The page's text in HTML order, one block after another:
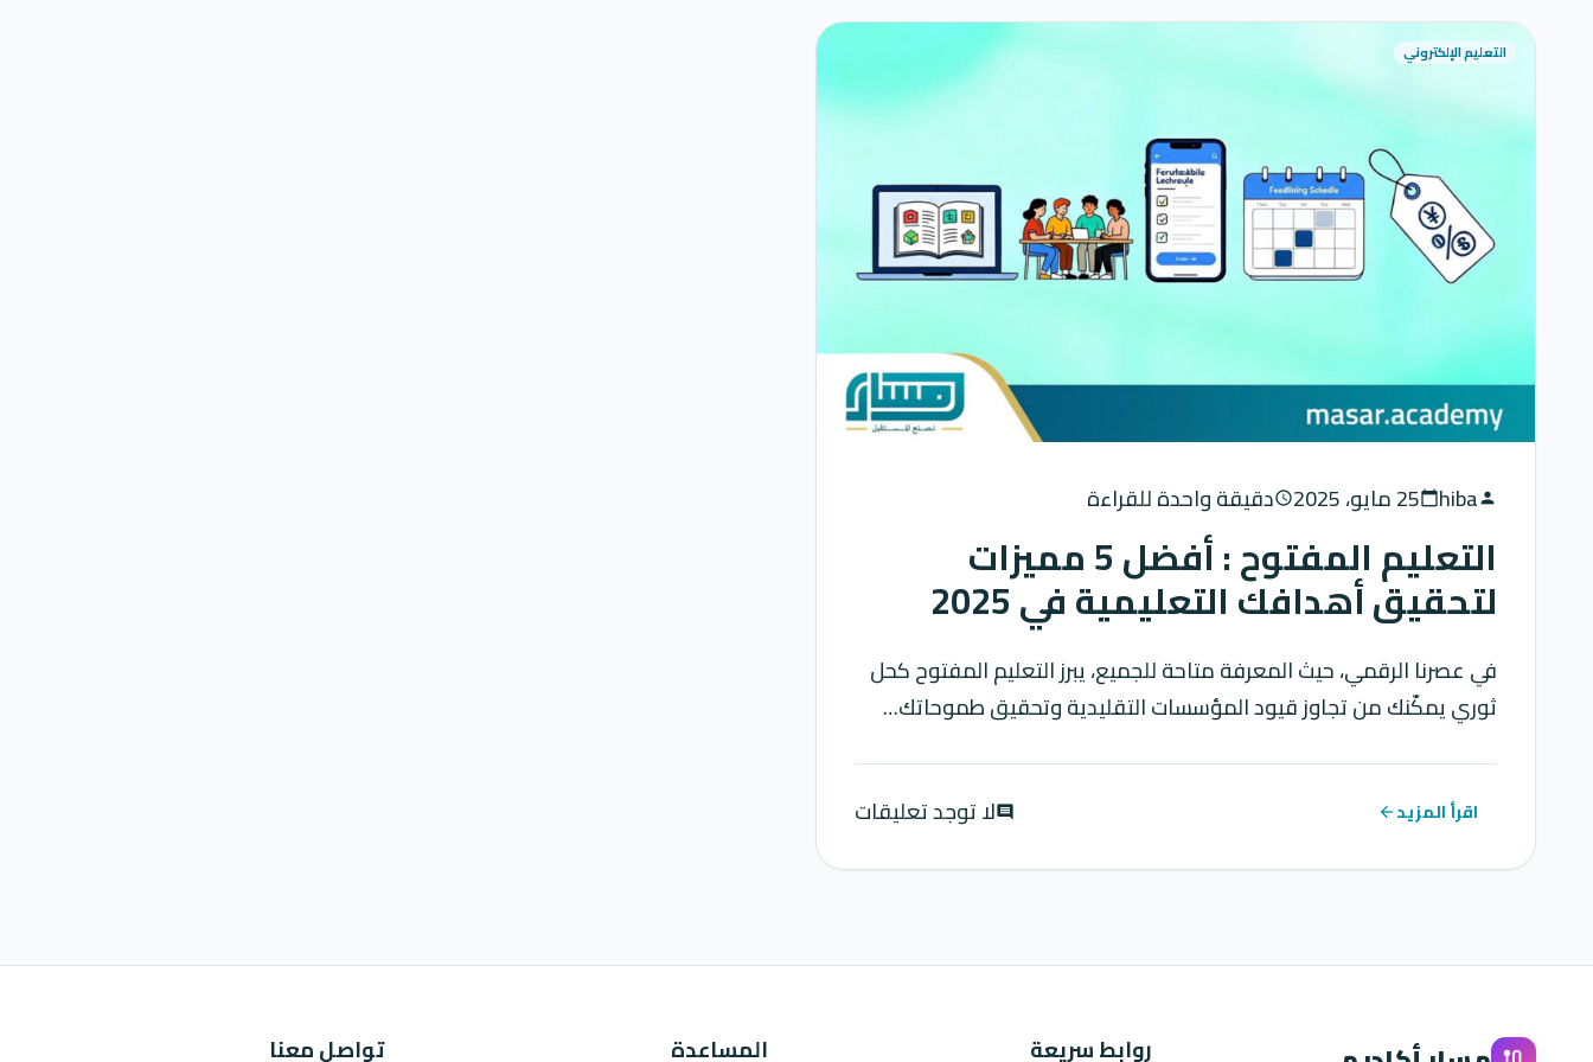
التعليم الإلكتروني
person
hiba
calendar_today25 مايو، 2025 scheduleدقيقة واحدة للقراءة
التعليم المفتوح : أفضل 5 مميزات
لتحقيق أهدافك التعليمية في 2025
في عصرنا الرقمي، حيث المعرفة متاحة للجميع، يبرز التعليم المفتوح كحل
ثوري يمكّنك من تجاوز قيود المؤسسات التقليدية وتحقيق طموحاتك…
اقرأ المزيدarrow_back
commentلا توجد تعليقات
روابط سريعة المساعدة تواصل معنا